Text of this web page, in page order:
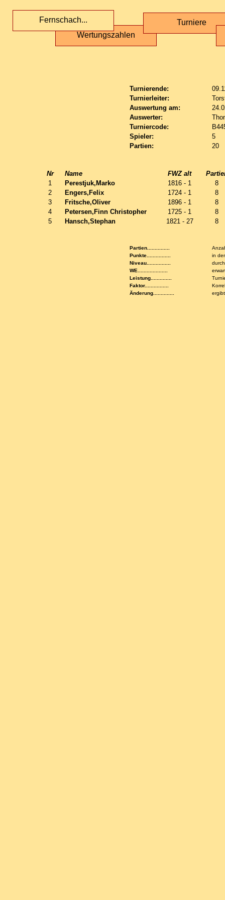
Wertungszahlen
Fernschach... Turniere
Turnierende:
Turnierleiter:
Auswertung am:
Auswerter:
Turniercode:
Spieler:
5
Partien:
20
Nr Name FWZ alt
1
Perestjuk,Marko 1816 - 1
8
2
Engers,Felix 1724 - 1
8
3
Fritsche,Oliver 1896 - 1
8
4
Petersen,Finn Christopher 1725 - 1
8
5
Hansch,Stephan 1821 - 27 8
Partien...............
Punkte................
in
Niveau................
WE....................
Leistung..............
Faktor................
Änderung..............